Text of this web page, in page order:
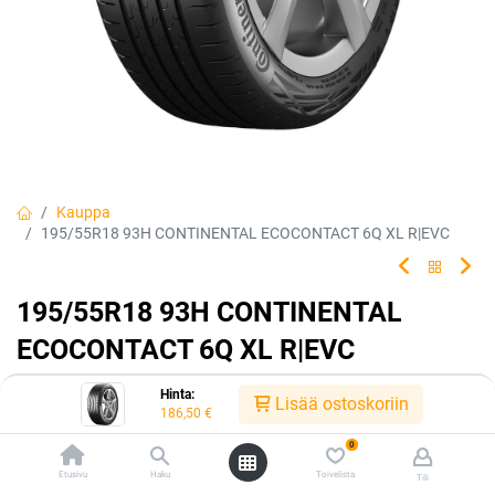
Hinta:
186,50 € Lisää ostoskoriin
Etusivu Haku
0
Toivelista Tili
Kauppa
195/55R18 93H CONTINENTAL ECOCONTACT 6Q XL R|EVC
195/55R18 93H CONTINENTAL
ECOCONTACT 6Q XL R|EVC
4019238091601 Tuotekoodi:227335
186,50€/ kpl
Saatavilla